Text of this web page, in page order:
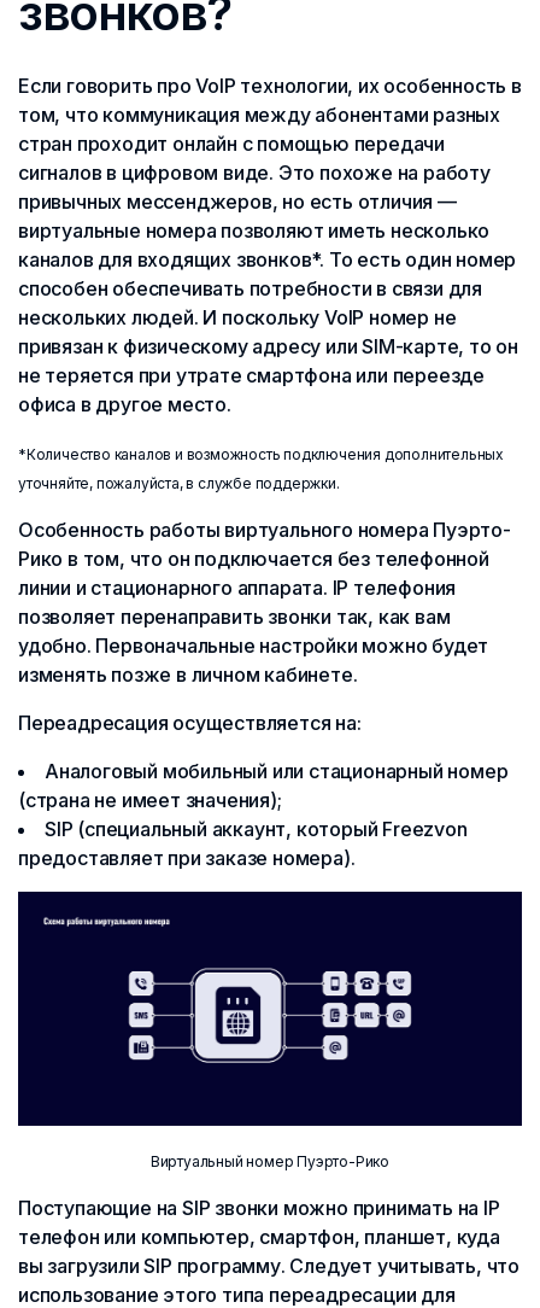
звонков?
Если говорить про VoIP технологии, их особенность в
том, что коммуникация между абонентами разных
стран проходит онлайн с помощью передачи
сигналов в цифровом виде. Это похоже на работу
привычных мессенджеров, но есть отличия —
виртуальные номера позволяют иметь несколько
каналов для входящих звонков*. То есть один номер
способен обеспечивать потребности в связи для
нескольких людей. И поскольку VoIP номер не
привязан к физическому адресу или SIM-карте, то он
не теряется при утрате смартфона или переезде
офиса в другое место.
*Количество каналов и возможность подключения дополнительных
уточняйте, пожалуйста, в службе поддержки.
Особенность работы виртуального номера Пуэрто-
Рико в том, что он подключается без телефонной
линии и стационарного аппарата. IP телефония
позволяет перенаправить звонки так, как вам
удобно. Первоначальные настройки можно будет
изменять позже в личном кабинете.
Переадресация осуществляется на:
Аналоговый мобильный или стационарный номер
(страна не имеет значения);
SIP (специальный аккаунт, который Freezvon
предоставляет при заказе номера).
Виртуальный номер Пуэрто-Рико
Поступающие на SIP звонки можно принимать на IP
телефон или компьютер, смартфон, планшет, куда
вы загрузили SIP программу. Следует учитывать, что
использование этого типа переадресации для